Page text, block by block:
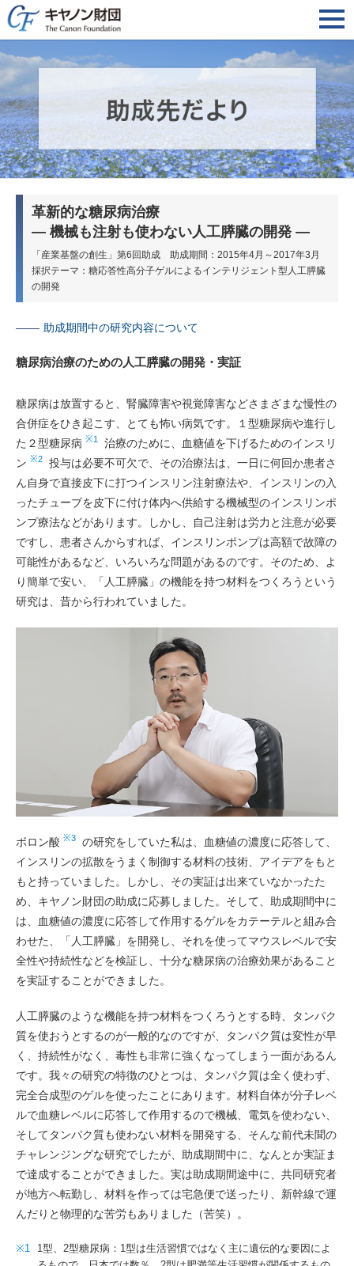
革新的な糖尿病治療
― 機械も注射も使わない人工膵臓の開発 ―
「産業基盤の創生」第6回助成 助成期間：2015年4月～2017年3月
採択テーマ：糖応答性高分子ゲルによるインテリジェント型人工膵臓
の開発
助成期間中の研究内容について
糖尿病治療のための人工膵臓の開発・実証
糖尿病は放置すると、腎臓障害や視覚障害などさまざまな慢性の
合併症をひき起こす、とても怖い病気です。１型糖尿病や進行し
た２型糖尿病 ※1
治療のために、血糖値を下げるためのインスリ
ン ※2
投与は必要不可欠で、その治療法は、一日に何回か患者さ
ん自身で直接皮下に打つインスリン注射療法や、インスリンの入
ったチューブを皮下に付け体内へ供給する機械型のインスリンポ
ンプ療法などがあります。しかし、自己注射は労力と注意が必要
ですし、患者さんからすれば、インスリンポンプは高額で故障の
可能性があるなど、いろいろな問題があるのです。そのため、よ
り簡単で安い、「人工膵臓」の機能を持つ材料をつくろうという
研究は、昔から行われていました。
ボロン酸 ※3
の研究をしていた私は、血糖値の濃度に応答して、
インスリンの拡散をうまく制御する材料の技術、アイデアをもと
もと持っていました。しかし、その実証は出来ていなかったた
め、キヤノン財団の助成に応募しました。そして、助成期間中に
は、血糖値の濃度に応答して作用するゲルをカテーテルと組み合
わせた、「人工膵臓」を開発し、それを使ってマウスレベルで安
全性や持続性などを検証し、十分な糖尿病の治療効果があること
を実証することができました。
人工膵臓のような機能を持つ材料をつくろうとする時、タンパク
質を使おうとするのが一般的なのですが、タンパク質は変性が早
く、持続性がなく、毒性も非常に強くなってしまう一面があるん
です。我々の研究の特徴のひとつは、タンパク質は全く使わず、
完全合成型のゲルを使ったことにあります。材料自体が分子レベ
ルで血糖レベルに応答して作用するので機械、電気を使わない、
そしてタンパク質も使わない材料を開発する、そんな前代未聞の
チャレンジングな研究でしたが、助成期間中に、なんとか実証ま
で達成することができました。実は助成期間途中に、共同研究者
が地方へ転勤し、材料を作っては宅急便で送ったり、新幹線で運
んだりと物理的な苦労もありました（苦笑）。
※1
1型、2型糖尿病：1型は生活習慣ではなく主に遺伝的な要因によ